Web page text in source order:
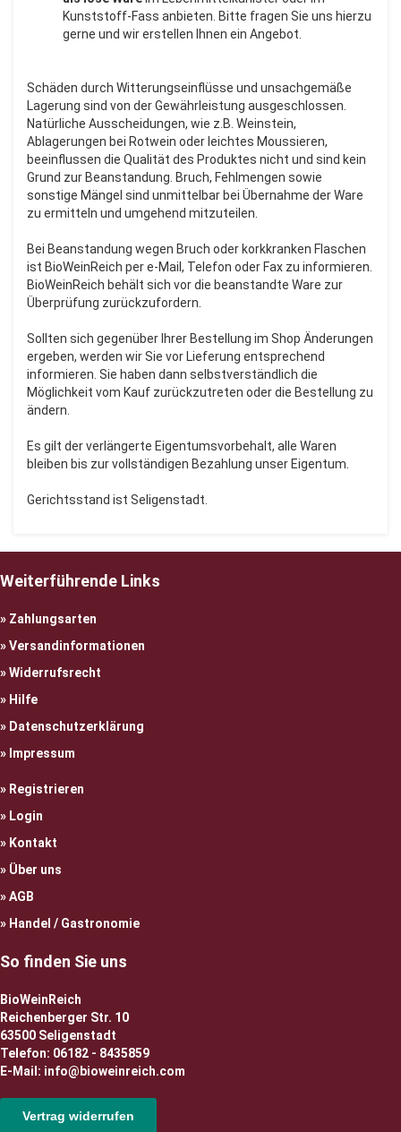
Kunststoff-Fass anbieten. Bitte fragen Sie uns hierzu
gerne und wir erstellen Ihnen ein Angebot.
Schäden durch Witterungseinflüsse und unsachgemäße
Lagerung sind von der Gewährleistung ausgeschlossen.
Natürliche Ausscheidungen, wie z.B. Weinstein,
Ablagerungen bei Rotwein oder leichtes Moussieren,
beeinflussen die Qualität des Produktes nicht und sind kein
Grund zur Beanstandung. Bruch, Fehlmengen sowie
sonstige Mängel sind unmittelbar bei Übernahme der Ware
zu ermitteln und umgehend mitzuteilen.
Bei Beanstandung wegen Bruch oder korkkranken Flaschen
ist BioWeinReich per e-Mail, Telefon oder Fax zu informieren.
BioWeinReich behält sich vor die beanstandte Ware zur
Überprüfung zurückzufordern.
Sollten sich gegenüber Ihrer Bestellung im Shop Änderungen
ergeben, werden wir Sie vor Lieferung entsprechend
informieren. Sie haben dann selbstverständlich die
Möglichkeit vom Kauf zurückzutreten oder die Bestellung zu
ändern.
Es gilt der verlängerte Eigentumsvorbehalt, alle Waren
bleiben bis zur vollständigen Bezahlung unser Eigentum.
Gerichtsstand ist Seligenstadt.
Weiterführende Links
Zahlungsarten
Versandinformationen
Widerrufsrecht
Hilfe
Datenschutzerklärung
Impressum
Registrieren
Login
Kontakt
Über uns
AGB
Handel / Gastronomie
So finden Sie uns
BioWeinReich
Reichenberger Str. 10
63500 Seligenstadt
Telefon: 06182 - 8435859
E-Mail: info@bioweinreich.com
Vertrag widerrufen